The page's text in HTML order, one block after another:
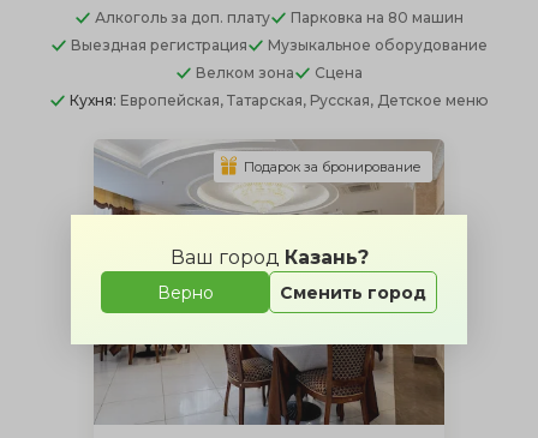
Ваш город Казань?
Верно Сменить город
Алкоголь за доп. плату Парковка на 80 машин
Выездная регистрация
Музыкальное оборудование
Велком зона
Сцена
Кухня: Европейская, Татарская, Русская, Детское меню
Подарок за бронирование